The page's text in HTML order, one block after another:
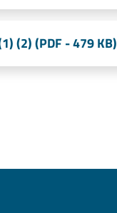
(2) (PDF - 479 KB)